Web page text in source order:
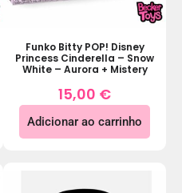
Funko Bitty POP! Disney
Princess Cinderella – Snow
White – Aurora + Mistery
15,00 €
Adicionar ao carrinho